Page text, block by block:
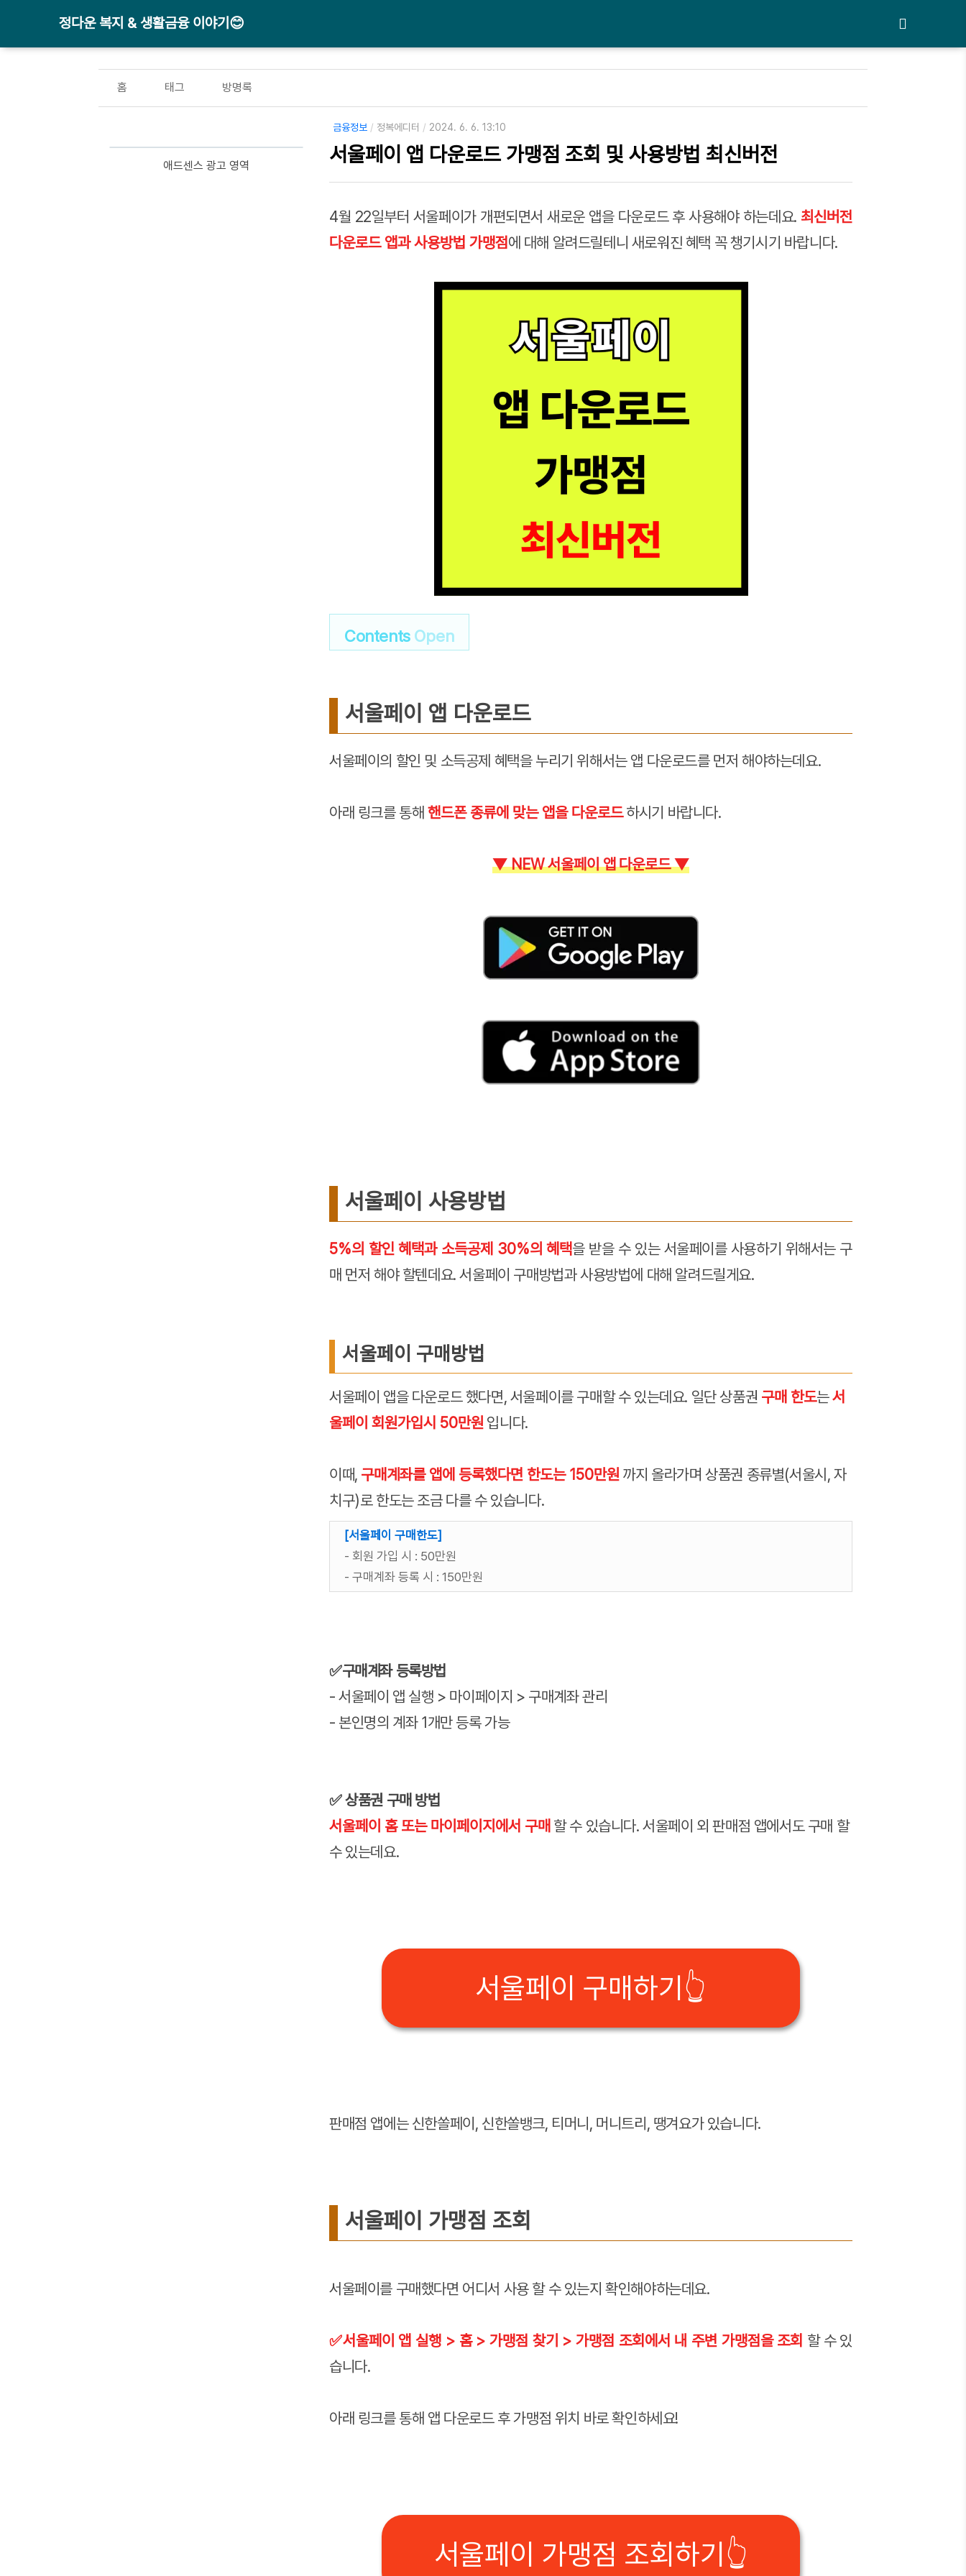
정다운 복지 & 생활금융 이야기😊
홈 태그 방명록
금융정보 / 정복에디터 / 2024. 6. 6. 13:10
서울페이 앱 다운로드 가맹점 조회 및 사용방법 최신버전
4월 22일부터 서울페이가 개편되면서 새로운 앱을 다운로드 후 사용해야 하는데요. 최신버전
다운로드 앱과 사용방법 가맹점 에 대해 알려드릴테니 새로워진 혜택 꼭 챙기시기 바랍니다.
Contents Open
서울페이 앱 다운로드
서울페이의 할인 및 소득공제 혜택을 누리기 위해서는 앱 다운로드를 먼저 해야하는데요.
아래 링크를 통해핸드폰 종류에 맞는 앱을 다운로드하시기 바랍니다.
▼ NEW 서울페이 앱 다운로드 ▼
서울페이 사용방법
5%의 할인 혜택과 소득공제 30%의 혜택을 받을 수 있는 서울페이를 사용하기 위해서는 구
매 먼저 해야 할텐데요. 서울페이 구매방법과 사용방법에 대해 알려드릴게요.
서울페이 구매방법
서울페이 앱을 다운로드 했다면, 서울페이를 구매할 수 있는데요. 일단 상품권 구매 한도는서
울페이 회원가입시 50만원입니다.
이때, 구매계좌를 앱에 등록했다면 한도는 150만원까지 올라가며 상품권 종류별(서울시, 자
치구)로 한도는 조금 다를 수 있습니다.
[서울페이 구매한도]
- 회원 가입 시 : 50만원
- 구매계좌 등록 시 : 150만원
✅구매계좌 등록방법
- 서울페이 앱 실행 > 마이페이지 > 구매계좌 관리
- 본인명의 계좌 1개만 등록 가능
✅상품권 구매 방법
서울페이 홈 또는 마이페이지에서 구매 할 수 있습니다. 서울페이 외 판매점 앱에서도 구매 할
수 있는데요.
서울페이 구매하기👆
판매점 앱에는 신한쏠페이, 신한쏠뱅크, 티머니, 머니트리, 땡겨요가 있습니다.
서울페이 가맹점 조회
서울페이를 구매했다면 어디서 사용 할 수 있는지 확인해야하는데요.
✅서울페이 앱 실행 > 홈 > 가맹점 찾기 > 가맹점 조회에서 내 주변 가맹점을 조회 할 수 있
습니다.
아래 링크를 통해 앱 다운로드 후 가맹점 위치 바로 확인하세요!
서울페이 가맹점 조회하기👆
애드센스 광고 영역